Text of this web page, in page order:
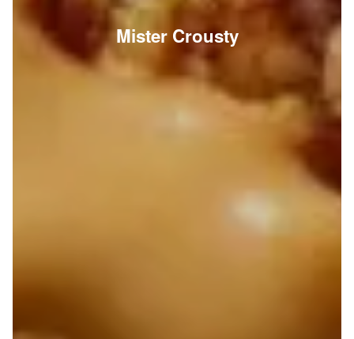
Mister Crousty